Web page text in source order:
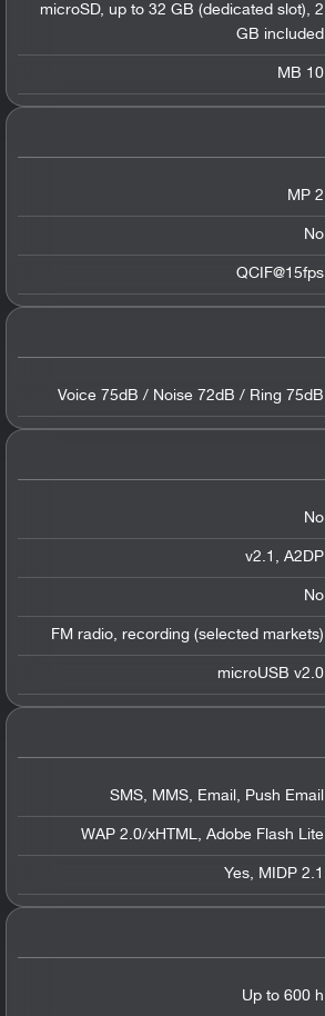
microSD, up to 32 GB (dedicated slot), 2
GB included
10 MB
2 MP
No
QCIF@15fps
Voice 75dB / Noise 72dB / Ring 75dB
No
v2.1, A2DP
No
FM radio, recording (selected markets)
microUSB v2.0
SMS, MMS, Email, Push Email
WAP 2.0/xHTML, Adobe Flash Lite
Yes, MIDP 2.1
Up to 600 h